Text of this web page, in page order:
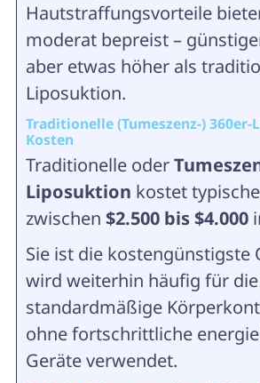
Hautstraffungsvorteile
moderat bepreist –
aber etwas höher als
Liposuktion.
Traditionelle (Tumeszenz-)
Kosten
Traditionelle oder
Liposuktion kostet
zwischen $2.500 bis $4.000
Sie ist die kostengünstigste
wird weiterhin häufig für die
standardmäßige
ohne fortschrittliche
Geräte verwendet.